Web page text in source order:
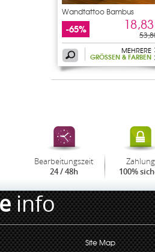
Wandtattoo Bambus
-65%
MEHRERE
GRÖSSEN & FARBEN
Bearbeitungszeit
24 / 48h
Zahlung
100%
info
Site Map